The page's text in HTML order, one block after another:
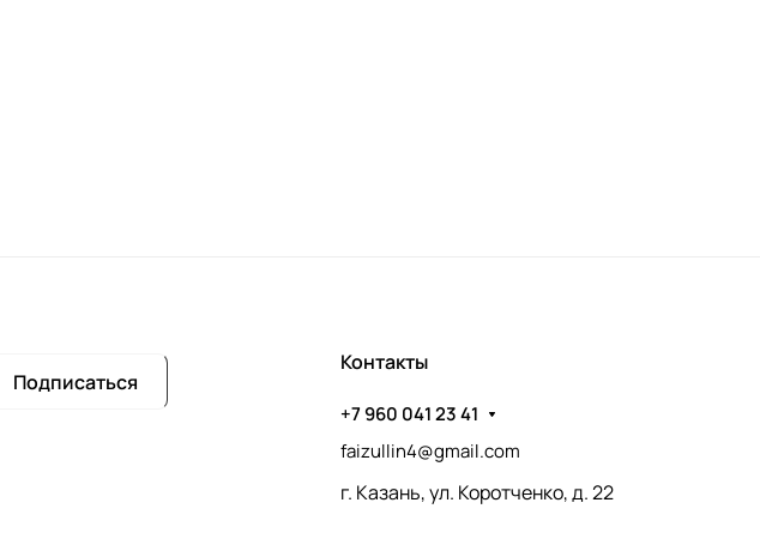
Подписаться
Контакты
+7 960 041 23 41
faizullin4@gmail.com
г. Казань, ул. Коротченко, д. 22